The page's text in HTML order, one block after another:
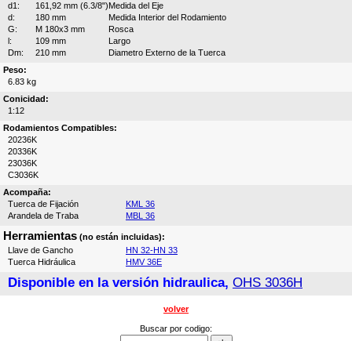
d1:
161,92 mm (6.3/8")Medida del Eje
d:
180 mm
Medida Interior del Rodamiento
G:
M 180x3 mm
Rosca
l:
109 mm
Largo
Dm:
210 mm
Diametro Externo de la Tuerca
Peso:
6.83 kg
Conicidad:
1:12
Rodamientos Compatibles:
20236K
20336K
23036K
C3036K
Acompaña:
Tuerca de Fijación
KML 36
Arandela de Traba
MBL 36
Herramientas (no están incluidas):
Llave de Gancho
HN 32-HN 33
Tuerca Hidráulica
HMV 36E
Disponible en la versión hidraulica, OHS 3036H
volver
Buscar por codigo: